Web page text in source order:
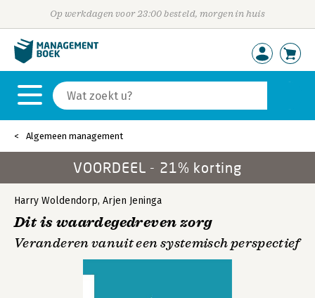
Op werkdagen voor 23:00 besteld, morgen in huis
Algemeen management
VOORDEEL - 21% korting
Harry Woldendorp, Arjen Jeninga
Dit is waardegedreven zorg
Veranderen vanuit een systemisch perspectief